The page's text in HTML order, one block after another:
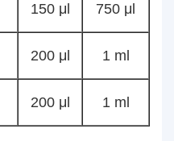
150 μl 750 μl
200 μl 1 ml
200 μl 1 ml